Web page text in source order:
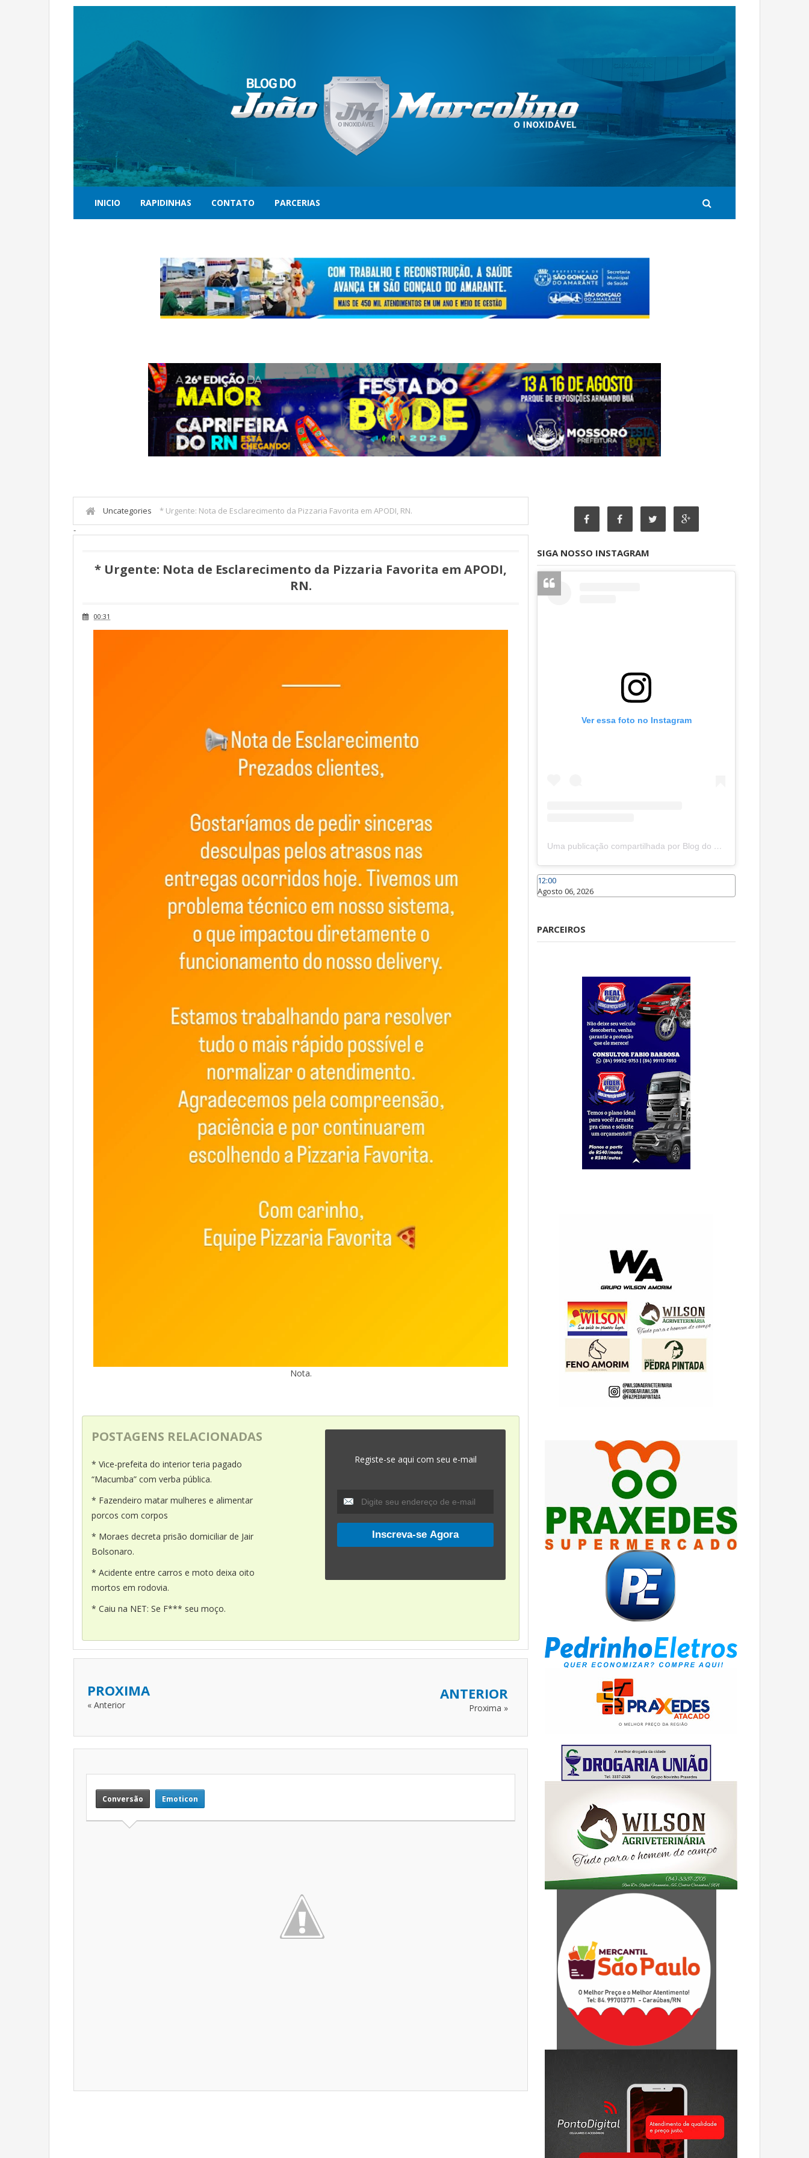
INICIO RAPIDINHAS CONTATO PARCERIAS
Uncategories
* Urgente: Nota de Esclarecimento da Pizzaria Favorita em APODI, RN.
-
* Urgente: Nota de Esclarecimento da Pizzaria Favorita em APODI,
RN.
00:31
Nota.
POSTAGENS RELACIONADAS
* Vice-prefeita do interior teria pagado
“Macumba” com verba pública.
* Fazendeiro matar mulheres e alimentar
porcos com corpos
* Moraes decreta prisão domiciliar de Jair
Bolsonaro.
* Acidente entre carros e moto deixa oito
mortos em rodovia.
* Caiu na NET: Se F*** seu moço.
Registe-se aqui com seu e-mail
PROXIMA
« Anterior
ANTERIOR
Proxima »
Conversão Emoticon
SIGA NOSSO INSTAGRAM
Ver essa foto no Instagram
Uma publicação compartilhada por Blog do João Marcolino (@joaomarcolinoneto)
12:00
Agosto 06, 2026
PARCEIROS